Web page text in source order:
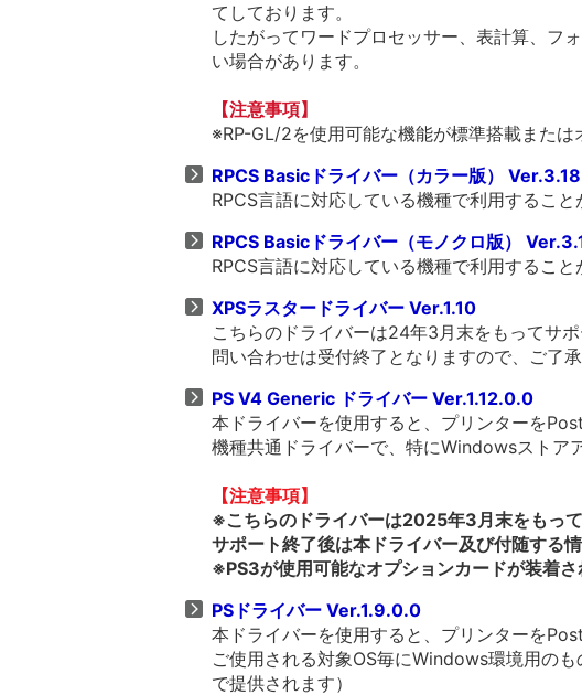
てしております。
したがってワードプロセッサー、表計算、フ
い場合があります。
【注意事項】
※RP-GL/2を使用可能な機能が標準搭載または
RPCS Basicドライバー（カラー版）
RPCS言語に対応している機種で利用するこ
RPCS Basicドライバー（モノクロ版）
RPCS言語に対応している機種で利用するこ
XPSラスタードライバー Ver.1.10
こちらのドライバーは24年3月末をもってサ
問い合わせは受付終了となりますので、ご了承
PS V4 Generic ドライバー Ver.1.12.0.0
本ドライバーを使用すると、プリンターを
機種共通ドライバーで、特にWindowsストア
【注意事項】
※こちらのドライバーは2025年3月末をもって
サポート終了後は本ドライバー及び付随する
※PS3が使用可能なオプションカードが装着
PSドライバー Ver.1.9.0.0
本ドライバーを使用すると、プリンターを
ご使用される対象OS毎にWindows環境用の
で提供されます）